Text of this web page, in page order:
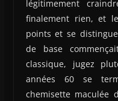
légitimement
finalement rien, et
points et se
de base
classique, jugez
années 60 se
chemisette maculée